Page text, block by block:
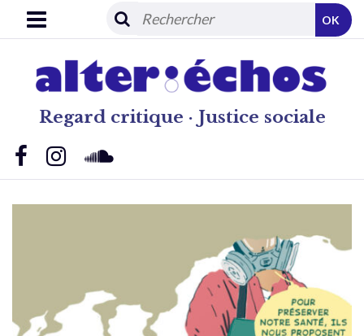
Regard critique · Justice sociale
OK